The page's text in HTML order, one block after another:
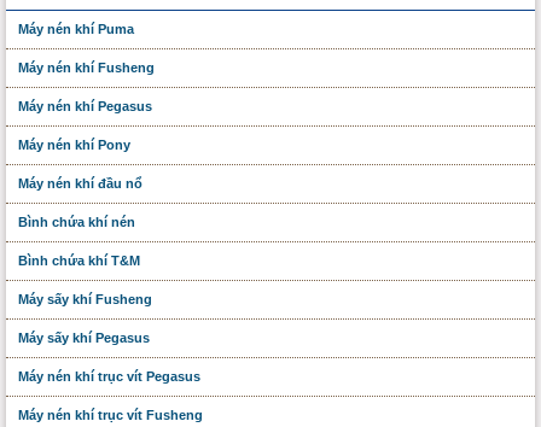
Máy nén khí Puma
Máy nén khí Fusheng
Máy nén khí Pegasus
Máy nén khí Pony
Máy nén khí đầu nổ
Bình chứa khí nén
Bình chứa khí T&M
Máy sấy khí Fusheng
Máy sấy khí Pegasus
Máy nén khí trục vít Pegasus
Máy nén khí trục vít Fusheng